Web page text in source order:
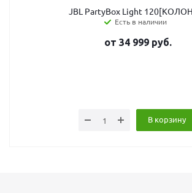
JBL PartyBox Light
Есть в наличии
от 34 999 руб.
В корзину